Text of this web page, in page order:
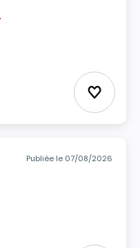
Ajouter
Publiée le 07/08/2026